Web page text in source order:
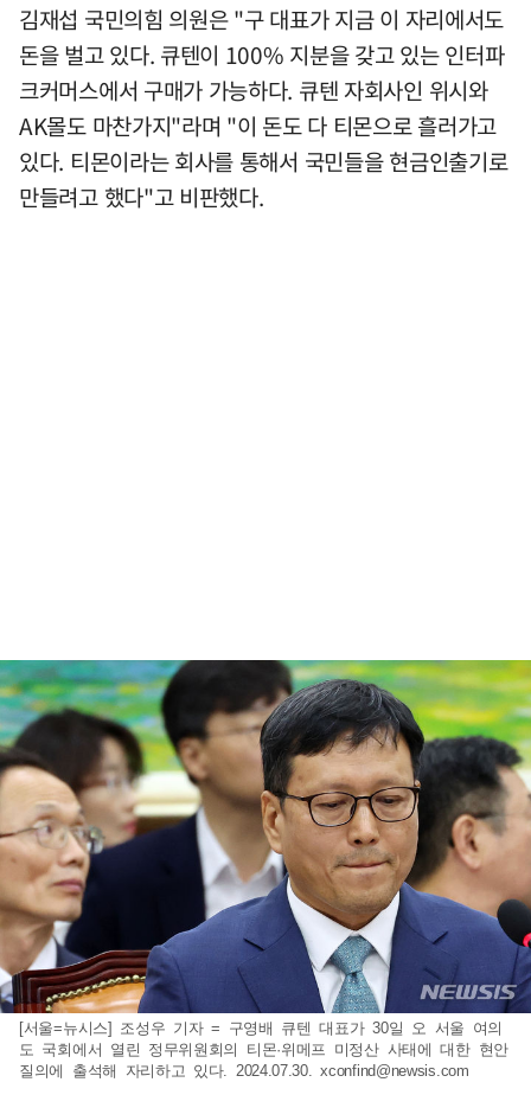
김재섭 국민의힘 의원은 "구 대표가 지금 이 자리에서도
돈을 벌고 있다. 큐텐이 100% 지분을 갖고 있는 인터파
크커머스에서 구매가 가능하다. 큐텐 자회사인 위시와
AK몰도 마찬가지"라며 "이 돈도 다 티몬으로 흘러가고
있다. 티몬이라는 회사를 통해서 국민들을 현금인출기로
만들려고 했다"고 비판했다.
[서울=뉴시스] 조성우 기자 = 구영배 큐텐 대표가 30일 오 서울 여의
도 국회에서 열린 정무위원회의 티몬·위메프 미정산 사태에 대한 현안
질의에 출석해 자리하고 있다. 2024.07.30.xconfind@newsis.com